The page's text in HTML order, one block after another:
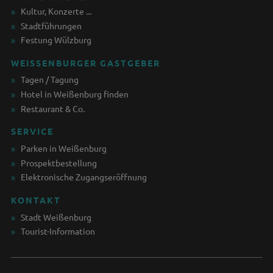
Kultur, Konzerte ...
Stadtführungen
Festung Wülzburg
WEISSENBURGER GASTGEBER
Tagen / Tagung
Hotel in Weißenburg finden
Restaurant & Co.
SERVICE
Parken in Weißenburg
Prospektbestellung
Elektronische Zugangseröffnung
KONTAKT
Stadt Weißenburg
Tourist-Information